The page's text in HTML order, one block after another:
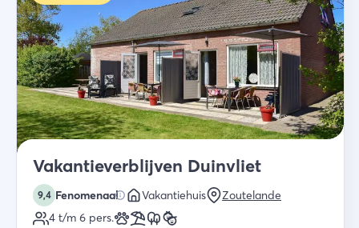
Vakantieverblijven Duinvliet
9,4 Fenomenaal Vakantiehuis
Zoutelande
4 t/m 6 pers.